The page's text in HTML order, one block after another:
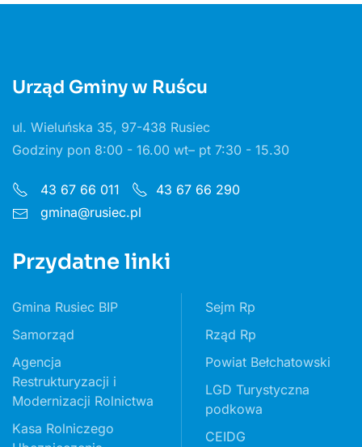
Urząd Gminy w Ruścu
ul. Wieluńska 35, 97-438 Rusiec
Godziny pon 8:00 - 16.00 wt– pt 7:30 - 15.30
43 67 66 011
43 67 66 290
gmina@rusiec.pl
Przydatne linki
Gmina Rusiec BIP
Samorząd
Agencja
Restrukturyzacji i
Modernizacji Rolnictwa
Kasa Rolniczego
Sejm Rp
Rząd Rp
Powiat Bełchatowski
LGD Turystyczna
podkowa
CEIDG